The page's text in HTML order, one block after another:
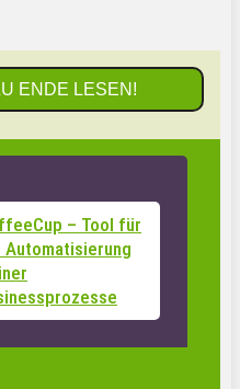
ENDE LESEN!
– Tool für
Automatisierung